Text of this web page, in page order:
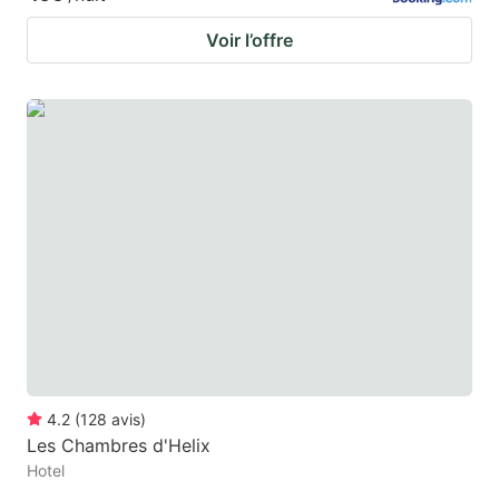
Voir l’offre
4.2 (128 avis)
Les Chambres d'Helix
Hotel